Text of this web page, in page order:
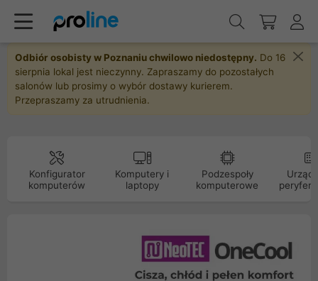
Odbiór osobisty w Poznaniu chwilowo niedostępny. Do 16
sierpnia lokal jest nieczynny. Zapraszamy do pozostałych
salonów lub prosimy o wybór dostawy kurierem.
Przepraszamy za utrudnienia.
Konfigurator
komputerów
Komputery i
laptopy
Podzespoły
komputerowe